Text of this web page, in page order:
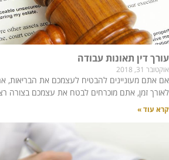
עורך דין תאונות עבודה
אוקטובר 31, 2018
אם אתם מעוניינים להבטיח לעצמכם את הבריאות,
לאורך זמן, אתם מוכרחים לבטח את עצמכם בצורה
קרא עוד »